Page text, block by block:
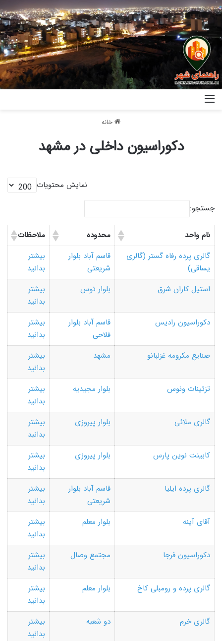
خانه
دکوراسیون داخلی در مشهد
نمایش محتویات
جستجو:
نام واحد محدوده
ملاحظات
گالری پرده رفاه گستر (گالری
یساقی)
قاسم آباد بلوار
شریعتی
بیشتر
بدانید
استیل کاران شرق
بلوار توس
بیشتر
بدانید
دکوراسیون رادیس
قاسم آباد بلوار
فلاحی
بیشتر
بدانید
صنایع مکرومه غزلبانو
مشهد
بیشتر
بدانید
تزئینات ونوس
بلوار مجیدیه
بیشتر
بدانید
گالری ملائی
بلوار پیروزی
بیشتر
بدانبد
کابینت نوین پارس
بلوار پیروزی
بیشتر
بدانید
گالری پرده ایلیا
قاسم آباد بلوار
شریعتی
بیشتر
بدانید
آقای آینه
بلوار معلم
بیشتر
بدانید
دکوراسیون فرجا
مجتمع وصال
بیشتر
بدانید
گالری پرده و رومبلی کاخ
بلوار معلم
بیشتر
بدانید
گالری خرم
دو شعبه
بیشتر
بدانید